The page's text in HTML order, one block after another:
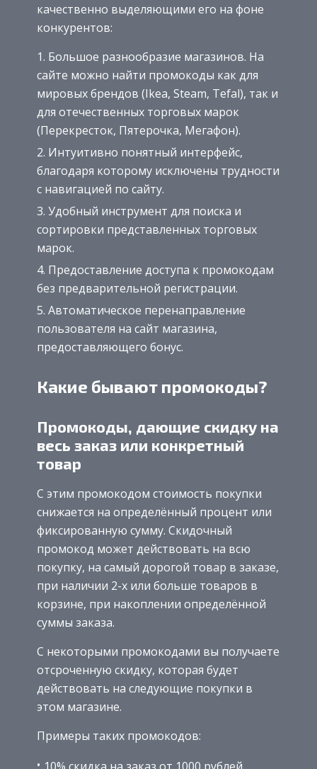
качественно выделяющими его на фоне
конкурентов:
Большое разнообразие магазинов. На
сайте можно найти промокоды как для
мировых брендов (Ikea, Steam, Tefal), так и
для отечественных торговых марок
(Перекресток, Пятерочка, Мегафон).
Интуитивно понятный интерфейс,
благодаря которому исключены трудности
с навигацией по сайту.
Удобный инструмент для поиска и
сортировки представленных торговых
марок.
Предоставление доступа к промокодам
без предварительной регистрации.
Автоматическое перенаправление
пользователя на сайт магазина,
предоставляющего бонус.
Какие бывают промокоды?
Промокоды, дающие скидку на
весь заказ или конкретный
товар
С этим промокодом стоимость покупки
снижается на определённый процент или
фиксированную сумму. Скидочный
промокод может действовать на всю
покупку, на самый дорогой товар в заказе,
при наличии 2-х или больше товаров в
корзине, при накоплении определённой
суммы заказа.
С некоторыми промокодами вы получаете
отсроченную скидку, которая будет
действовать на следующие покупки в
этом магазине.
Примеры таких промокодов: